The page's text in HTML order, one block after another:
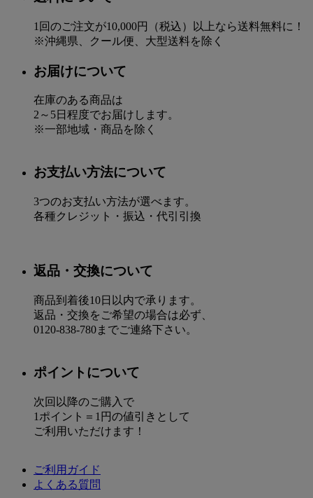
1回のご注文が10,000円（税込）以上なら送料無料に！
※沖縄県、クール便、大型送料を除く
お届けについて
在庫のある商品は
2～5日程度でお届けします。
※一部地域・商品を除く
お支払い方法について
3つのお支払い方法が選べます。
各種クレジット・振込・代引引換
返品・交換について
商品到着後10日以内で承ります。
返品・交換をご希望の場合は必ず、
0120-838-780までご連絡下さい。
ポイントについて
次回以降のご購入で
1ポイント＝1円の値引きとして
ご利用いただけます！
ご利用ガイド
よくある質問